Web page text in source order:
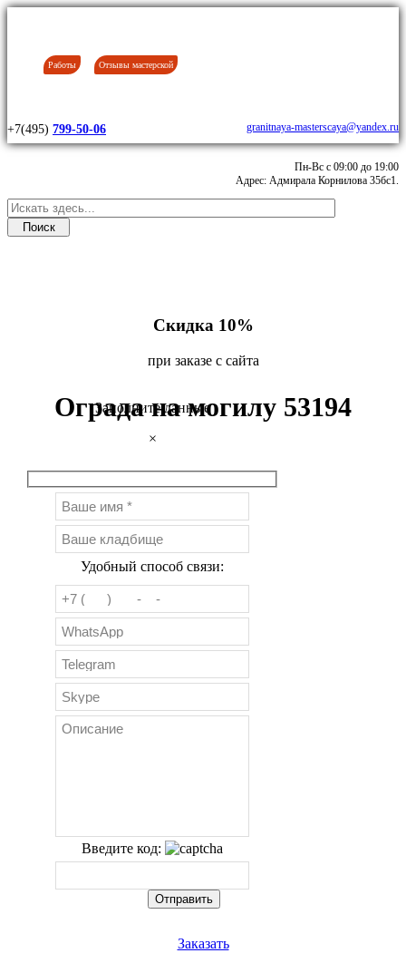
Работы Отзывы мастерской
+7(495) 799-50-06 granitnaya-masterscaya@yandex.ru
Пн-Вс с 09:00 до 19:00
Адрес: Адмирала Корнилова 35бс1.
Скидка 10%
при заказе с сайта
Ограда на могилу 53194
Заполните данные
×
Удобный способ связи:
Введите код:
Заказать